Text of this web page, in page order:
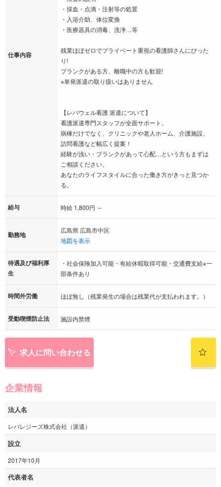
仕事内容
・採血・点滴・注射等の処置
・入浴介助、体位変換
・医療器具の消毒、洗浄…等
残業ほぼゼロでプライベート重視の看護師さんにぴった
り!
ブランクがある方、離職中の方も歓迎!
※単発派遣の取り扱いはありません
【レバウェル看護 派遣について】
看護派遣専門スタッフが全面サポート。
病棟だけでなく、クリニックや老人ホーム、介護施設、
訪問看護など幅広く提案！
経験が浅い・ブランクがあって心配…という方もまずは
ご相談ください。
あなたのライフスタイルに合った働き方がきっと見つか
る。
給与 時給 1,800円 ～
勤務地
広島県 広島市中区
地図を表示
待遇及び福利厚
生
・社会保険加入可能・有給休暇取得可能・交通費支給※一
部条件あり
時間外労働 ほぼ無し（残業発生の場合は残業代が支払われます。）
受動喫煙防止法 施設内禁煙
求人に問い合わせる
企業情報
法人名
レバレジーズ株式会社（派遣）
設立
2017年10月
代表者名